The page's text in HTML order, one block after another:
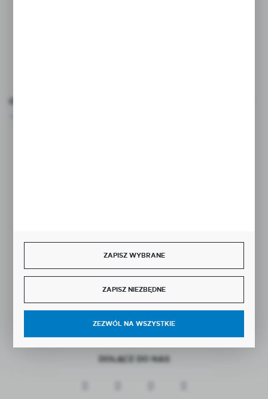
OCEŃ NAS
SZYBKA DOSTAWA
DOŁĄCZ DO NAS
ZAPISZ WYBRANE
ZAPISZ NIEZBĘDNE
ZEZWÓL NA WSZYSTKIE